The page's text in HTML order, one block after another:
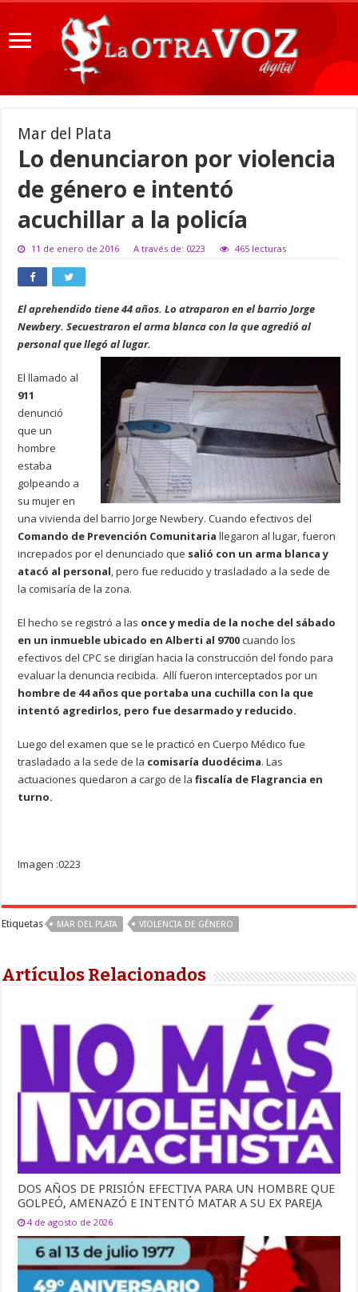
Mar del Plata
Lo denunciaron por violencia
de género e intentó
acuchillar a la policía
11 de enero de 2016 A través de: 0223 465 lecturas
El aprehendido tiene 44 años. Lo atraparon en el barrio Jorge
Newbery. Secuestraron el arma blanca con la que agredió al
personal que llegó al lugar.
El llamado al
911
denunció
que un
hombre
estaba
golpeando a
su mujer en
una vivienda del barrio Jorge Newbery. Cuando efectivos del
Comando de Prevención Comunitaria llegaron al lugar, fueron
increpados por el denunciado que salió con un arma blanca y
atacó al personal, pero fue reducido y trasladado a la sede de
la comisaría de la zona.
El hecho se registró a las once y media de la noche del sábado
en un inmueble ubicado en Alberti al 9700cuando los
efectivos del CPC se dirigían hacia la construcción del fondo para
evaluar la denuncia recibida. Allí fueron interceptados por un
hombre de 44 años que portaba una cuchilla con la que
intentó agredirlos, pero fue desarmado y reducido.
Luego del examen que se le practicó en Cuerpo Médico fue
trasladado a la sede de la comisaría duodécima. Las
actuaciones quedaron a cargo de la fiscalía de Flagrancia en
turno.
Imagen :0223
Etiquetas MAR DEL PLATA VIOLENCIA DE GÉNERO
Artículos Relacionados
DOS AÑOS DE PRISIÓN EFECTIVA PARA UN HOMBRE QUE
GOLPEÓ, AMENAZÓ E INTENTÓ MATAR A SU EX PAREJA
4 de agosto de 2026